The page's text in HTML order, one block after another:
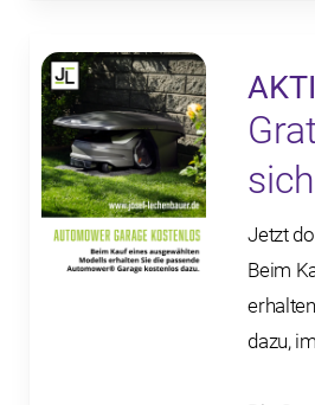
Jetzt
Beim
dazu,